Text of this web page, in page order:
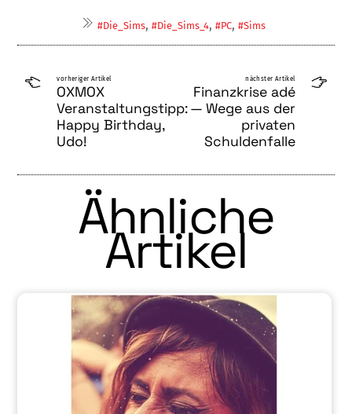
#Die_Sims, #Die_Sims_4, #PC, #Sims
vorheriger Artikel
OXMOX
Veranstaltungstipp:
Happy Birthday,
Udo!
nächster Artikel
Finanzkrise adé
— Wege aus der
privaten
Schuldenfalle
Ähnliche
Artikel